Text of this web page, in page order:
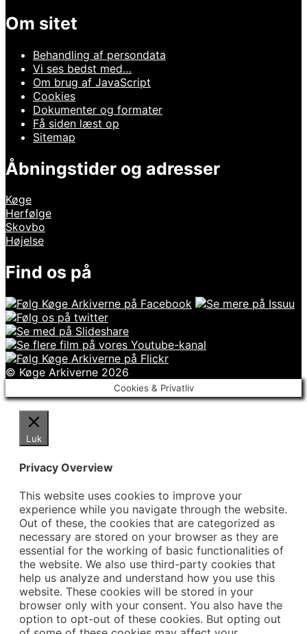
Om sitet
Behandling af persondata
Vi ses bedst med…
Om brug af JavaScript
Cookies
Dokumenter og formater
Få siden læst op
Sitemap
Åbningstider og adresser
Køge
Herfølge
Skovbo
Højelse
Find os på
© Køge Arkiverne 2026
Cookies & Privatliv
Luk
Privacy Overview
This website uses cookies to improve your
experience while you navigate through the website.
Out of these, the cookies that are categorized as
necessary are stored on your browser as they are
essential for the working of basic functionalities of
the website. We also use third-party cookies that
help us analyze and understand how you use this
website. These cookies will be stored in your
browser only with your consent. You also have the
option to opt-out of these cookies. But opting out